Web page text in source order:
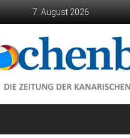
7. August 2026